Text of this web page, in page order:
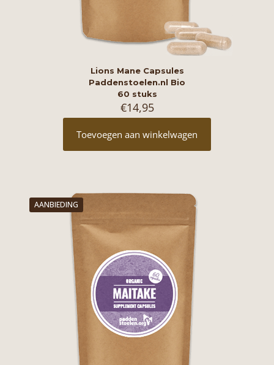
Lions Mane Capsules
Paddenstoelen.nl Bio
60 stuks
€14,95
Toevoegen aan winkelwagen
AANBIEDING